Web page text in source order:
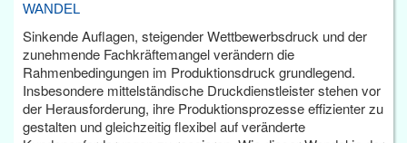
WANDEL
Sinkende Auflagen, steigender Wettbewerbsdruck und der
zunehmende Fachkräftemangel verändern die
Rahmenbedingungen im Produktionsdruck grundlegend.
Insbesondere mittelständische Druckdienstleister stehen vor
der Herausforderung, ihre Produktionsprozesse effizienter zu
gestalten und gleichzeitig flexibel auf veränderte